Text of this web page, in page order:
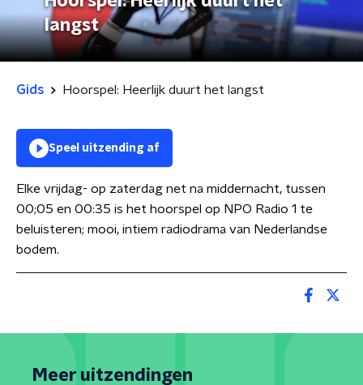
langst
Gids Hoorspel: Heerlijk duurt het langst
Speel uitzending af
Elke vrijdag- op zaterdag net na middernacht, tussen
00;05 en 00:35 is het hoorspel op NPO Radio 1 te
beluisteren; mooi, intiem radiodrama van Nederlandse
bodem.
Meer uitzendingen